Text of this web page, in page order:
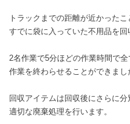
トラックまでの距離が近かったこ
すでに袋に入っていた不用品を
2名作業で5分ほどの作業時間で全
作業を終わらせることができま
回収アイテムは回収後にさらに分
適切な廃棄処理を行います。